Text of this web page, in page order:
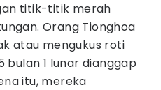
titik-titik merah
Orang Tionghoa
atau mengukus roti
bulan 1 lunar dianggap
itu, mereka